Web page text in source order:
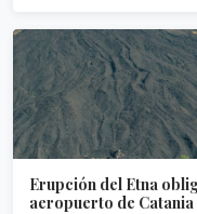
Erupción del Etna
aeropuerto de Catania